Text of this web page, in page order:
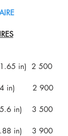
in) 2 500
24 in) 2 900
in) 3 500
in) 3 900